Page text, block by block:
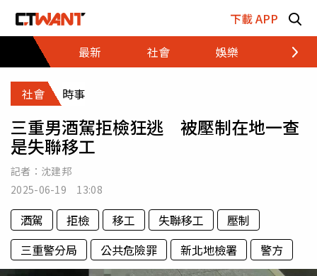
下載 APP
最新
社會 娛樂 財經
社會 時事
三重男酒駕拒檢狂逃 被壓制在地一查
是失聯移工
記者： 沈建邦
2025-06-19 13:08
酒駕 拒檢 移工 失聯移工
壓制
三重警分局
公共危險罪 新北地檢署 警方